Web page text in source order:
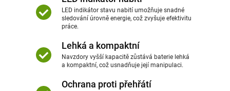
LED indikátor stavu nabití umožňuje snadné
sledování úrovně energie, což zvyšuje efektivitu
práce.
Lehká a kompaktní
Navzdory vyšší kapacitě zůstává baterie lehká
a kompaktní, což usnadňuje její manipulaci.
Ochrana proti přehřátí